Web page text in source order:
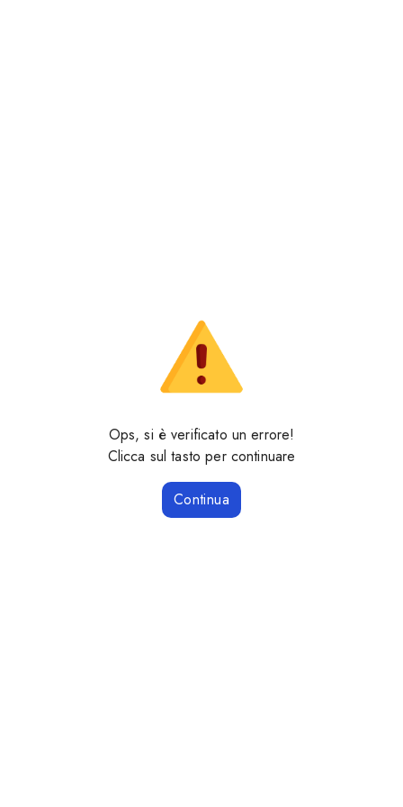
Ops, si è verificato un errore!
Clicca sul tasto per continuare
Continua